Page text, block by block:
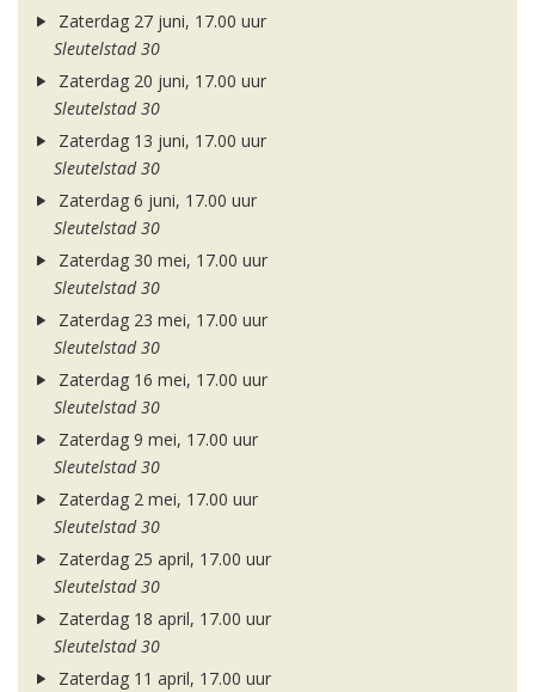
Zaterdag 27 juni, 17.00 uur
Sleutelstad 30
Zaterdag 20 juni, 17.00 uur
Sleutelstad 30
Zaterdag 13 juni, 17.00 uur
Sleutelstad 30
Zaterdag 6 juni, 17.00 uur
Sleutelstad 30
Zaterdag 30 mei, 17.00 uur
Sleutelstad 30
Zaterdag 23 mei, 17.00 uur
Sleutelstad 30
Zaterdag 16 mei, 17.00 uur
Sleutelstad 30
Zaterdag 9 mei, 17.00 uur
Sleutelstad 30
Zaterdag 2 mei, 17.00 uur
Sleutelstad 30
Zaterdag 25 april, 17.00 uur
Sleutelstad 30
Zaterdag 18 april, 17.00 uur
Sleutelstad 30
Zaterdag 11 april, 17.00 uur